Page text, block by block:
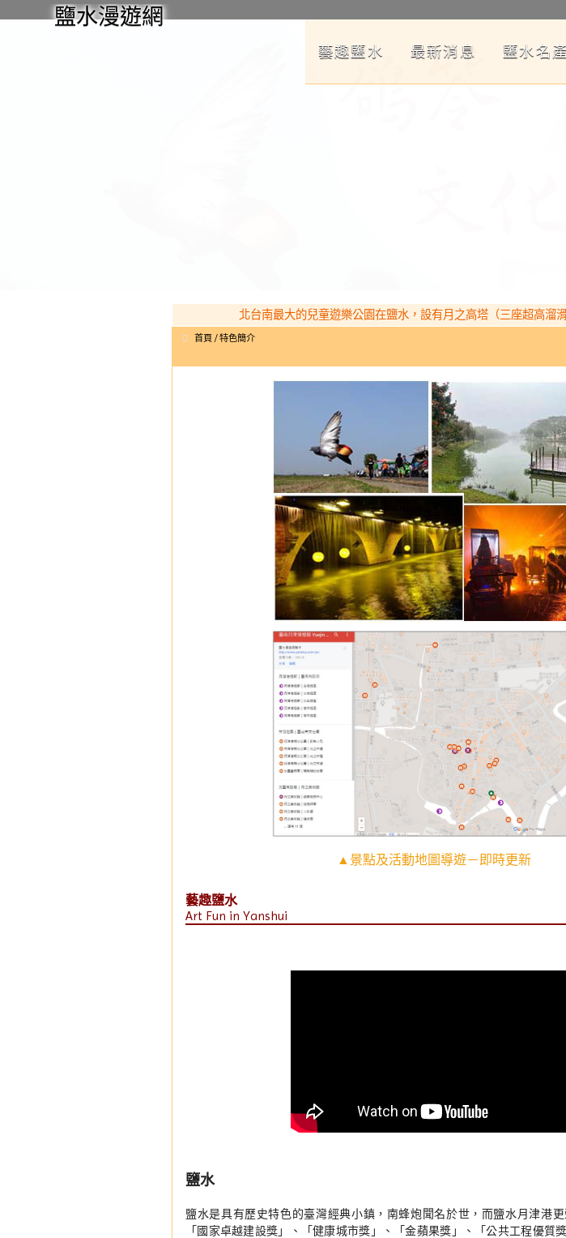
鹽水漫遊網
藝趣鹽水 最新消息 鹽水名
北台南最大的兒童遊樂公園在鹽水，設有月之高塔（三座超高溜滑
首頁 特色簡介
▲景點及活動地圖導遊－即時更新
藝趣鹽水
Art Fun in Yanshui
鹽水
鹽水是具有歷史特色的臺灣經典小鎮，南蜂炮聞名於世，而鹽水月津港
「國家卓越建設獎」、「健康城市獎」、「金蘋果獎」、「公共工程優質